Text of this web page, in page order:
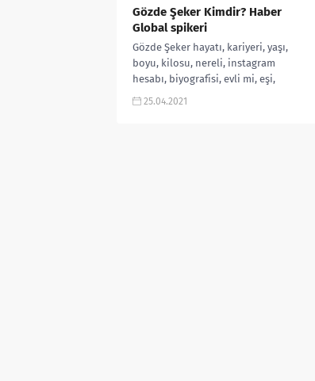
Gözde Şeker Kimdir? Haber
Global spikeri
Gözde Şeker hayatı, kariyeri, yaşı,
boyu, kilosu, nereli, instagram
hesabı, biyografisi, evli mi, eşi,
Haber Global spikeri haber spikeri,
25.04.2021